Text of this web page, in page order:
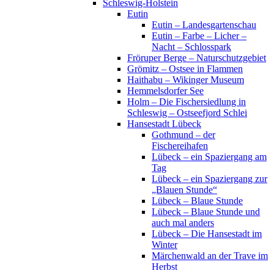
Schleswig-Holstein
Eutin
Eutin – Landesgartenschau
Eutin – Farbe – Licher –
Nacht – Schlosspark
Fröruper Berge – Naturschutzgebiet
Grömitz – Ostsee in Flammen
Haithabu – Wikinger Museum
Hemmelsdorfer See
Holm – Die Fischersiedlung in
Schleswig – Ostseefjord Schlei
Hansestadt Lübeck
Gothmund – der
Fischereihafen
Lübeck – ein Spaziergang am
Tag
Lübeck – ein Spaziergang zur
„Blauen Stunde“
Lübeck – Blaue Stunde
Lübeck – Blaue Stunde und
auch mal anders
Lübeck – Die Hansestadt im
Winter
Märchenwald an der Trave im
Herbst